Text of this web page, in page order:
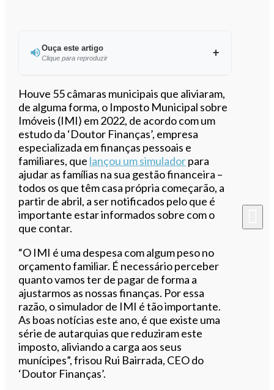
Ouça este artigo
Clique para reproduzir
Ouvir este artigo
Houve 55 câmaras municipais que aliviaram,
de alguma forma, o Imposto Municipal sobre
Imóveis (IMI) em 2022, de acordo com um
estudo da ‘Doutor Finanças’, empresa
especializada em finanças pessoais e
familiares, que lançou um simuladorpara
ajudar as famílias na sua gestão financeira –
todos os que têm casa própria começarão, a
partir de abril, a ser notificados pelo que é
importante estar informados sobre com o
que contar.
“O IMI é uma despesa com algum peso no
orçamento familiar. É necessário perceber
quanto vamos ter de pagar de forma a
ajustarmos as nossas finanças. Por essa
razão, o simulador de IMI é tão importante.
As boas notícias este ano, é que existe uma
série de autarquias que reduziram este
imposto, aliviando a carga aos seus
munícipes”, frisou Rui Bairrada, CEO do
‘Doutor Finanças’.